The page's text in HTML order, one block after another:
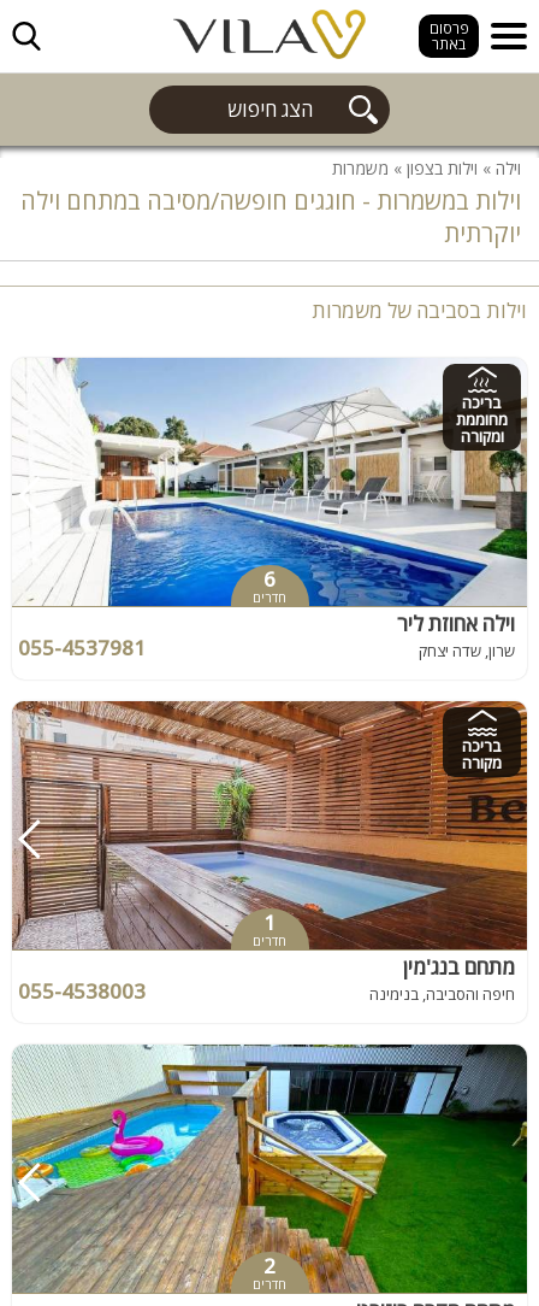
פרסום
באתר
הצג חיפוש
חפש
וילה » וילות בצפון » משמרות
וילות במשמרות - חוגגים חופשה/מסיבה במתחם וילה
יוקרתית
וילות בסביבה של משמרות
בריכה
מחוממת
ומקורה
6
חדרים
וילה אחוזת ליר
שרון, שדה יצחק 055-4537981
בריכה
מקורה
1
חדרים
מתחם בנג'מין
חיפה והסביבה, בנימינה 055-4538003
2
חדרים